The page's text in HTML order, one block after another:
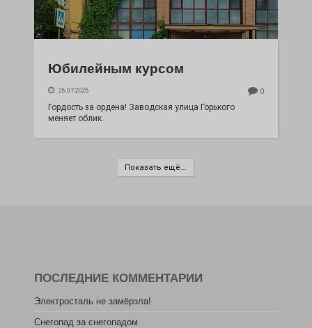
Юбилейным курсом
26.07.2026 0
Гордость за ордена! Заводская улица Горького
меняет облик.
Показать ещё...
ПОСЛЕДНИЕ КОММЕНТАРИИ
Электросталь не замёрзла!
Снегопад за снегопадом